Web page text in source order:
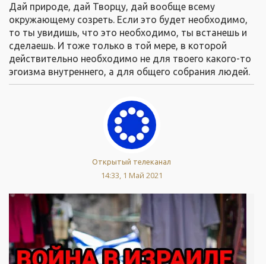
Дай природе, дай Творцу, дай вообще всему
окружающему созреть. Если это будет необходимо,
то ты увидишь, что это необходимо, ты встанешь и
сделаешь. И тоже только в той мере, в которой
действительно необходимо не для твоего какого-то
эгоизма внутреннего, а для общего собрания людей.
Открытый телеканал
14:33, 1 Май 2021